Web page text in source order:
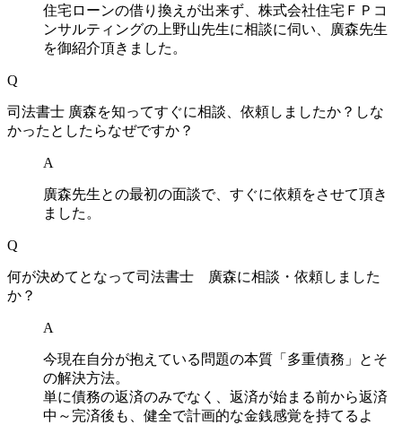
住宅ローンの借り換えが出来ず、株式会社住宅ＦＰコ
ンサルティングの上野山先生に相談に伺い、廣森先生
を御紹介頂きました。
Q
司法書士 廣森を知ってすぐに相談、依頼しましたか？しな
かったとしたらなぜですか？
A
廣森先生との最初の面談で、すぐに依頼をさせて頂き
ました。
Q
何が決めてとなって司法書士 廣森に相談・依頼しました
か？
A
今現在自分が抱えている問題の本質「多重債務」とそ
の解決方法。
単に債務の返済のみでなく、返済が始まる前から返済
中～完済後も、健全で計画的な金銭感覚を持てるよ